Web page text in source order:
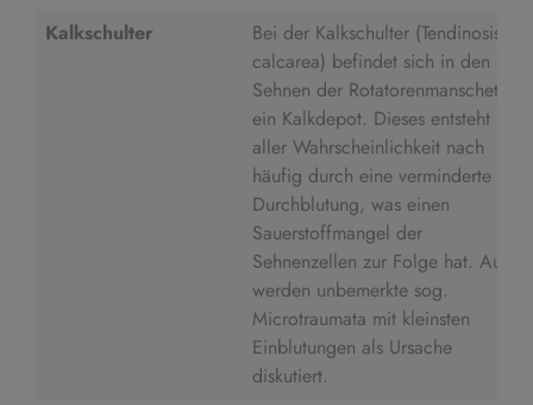
Kalkschulter
Bei der Kalkschulter (Tendinosis
calcarea) befindet sich in den
Sehnen der Rotatorenmanschette
ein Kalkdepot. Dieses entsteht
aller Wahrscheinlichkeit nach
häufig durch eine verminderte
Durchblutung, was einen
Sauerstoffmangel der
Sehnenzellen zur Folge hat. Auch
werden unbemerkte sog.
Microtraumata mit kleinsten
Einblutungen als Ursache
diskutiert.